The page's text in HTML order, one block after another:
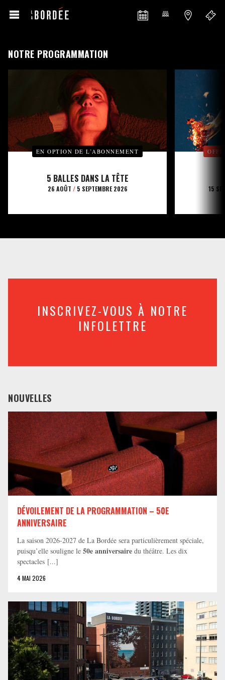
NOTRE PROGRAMMATION
EN OPTION DE L’ABONNEMENT
5 BALLES DANS LA TÊTE
26 AOÛT /5 SEPTEMBRE 2026 15
INSCRIVEZ-VOUS À NOTRE
INFOLETTRE
NOUVELLES
DÉVOILEMENT DE LA PROGRAMMATION – 50E
ANNIVERSAIRE
La saison 2026-2027 de La Bordée sera particulièrement spéciale,
puisqu’elle souligne le 50e anniversaire du théâtre. Les dix
spectacles [...]
4 MAI 2026